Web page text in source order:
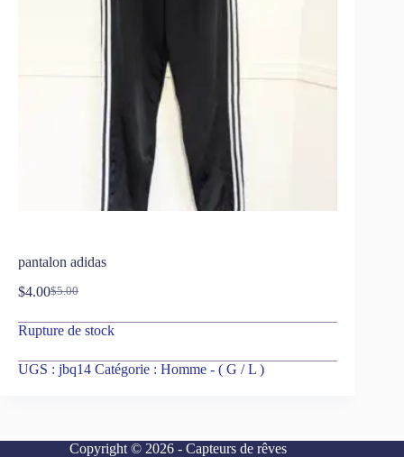
pantalon adidas
$5.00
$4.00
Rupture de stock
UGS : jbq14 Catégorie : Homme - ( G / L )
Copyright © 2026 - Capteurs de rêves